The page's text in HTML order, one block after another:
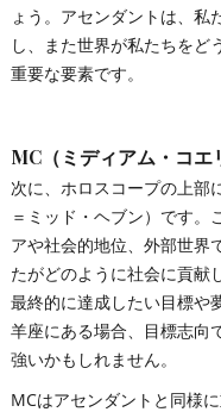
ょう。アセンダントは、私
し、また世界が私たちをど
重要な要素です。
MC（ミディアム・コエ
次に、ホロスコープの上部
＝ミッド・ヘブン）です。
アや社会的地位、外部世界
たがどのように社会に貢献
最終的に達成したい目標や
羊座にある場合、目標志向
強いかもしれません。
MCはアセンダントと同様